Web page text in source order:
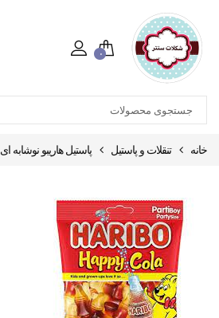
۰
خانه تنقلات و پاستیل پاستیل هاریبو نوشابه ای۱۶۰ گرمی